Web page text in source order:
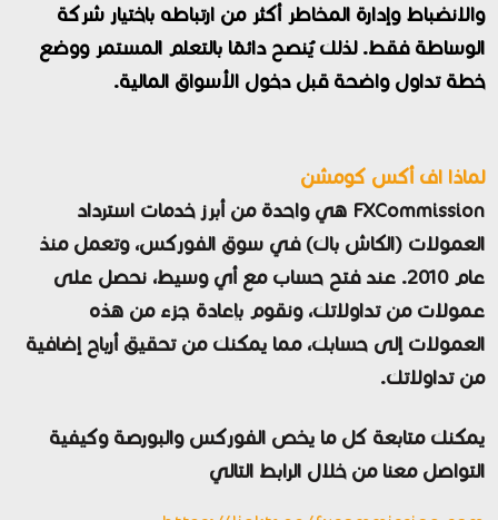
والانضباط وإدارة المخاطر أكثر من ارتباطه باختيار شركة
الوساطة فقط. لذلك يُنصح دائمًا بالتعلم المستمر ووضع
خطة تداول واضحة قبل دخول الأسواق المالية.
لماذا اف أكس كومشن
FXCommission هي واحدة من أبرز خدمات استرداد
العمولات (الكاش باك) في سوق الفوركس، وتعمل منذ
عام 2010. عند فتح حساب مع أي وسيط، نحصل على
عمولات من تداولاتك، ونقوم بإعادة جزء من هذه
العمولات إلى حسابك، مما يمكنك من تحقيق أرباح إضافية
من تداولاتك.
يمكنك متابعة كل ما يخص الفوركس والبورصة وكيفية
التواصل معنا من خلال الرابط التالي